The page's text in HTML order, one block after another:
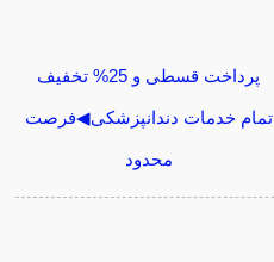
پرداخت قسطی و 25% تخفیف
تمام خدمات دندانپزشکی◀فرصت
محدود